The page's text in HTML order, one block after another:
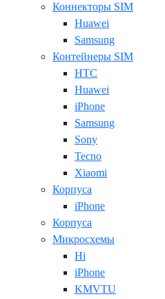
Коннекторы SIM
Huawei
Samsung
Контейнеры SIM
HTC
Huawei
iPhone
Samsung
Sony
Tecno
Xiaomi
Корпуса
iPhone
Корпуса
Микросхемы
Hi
iPhone
KMVTU